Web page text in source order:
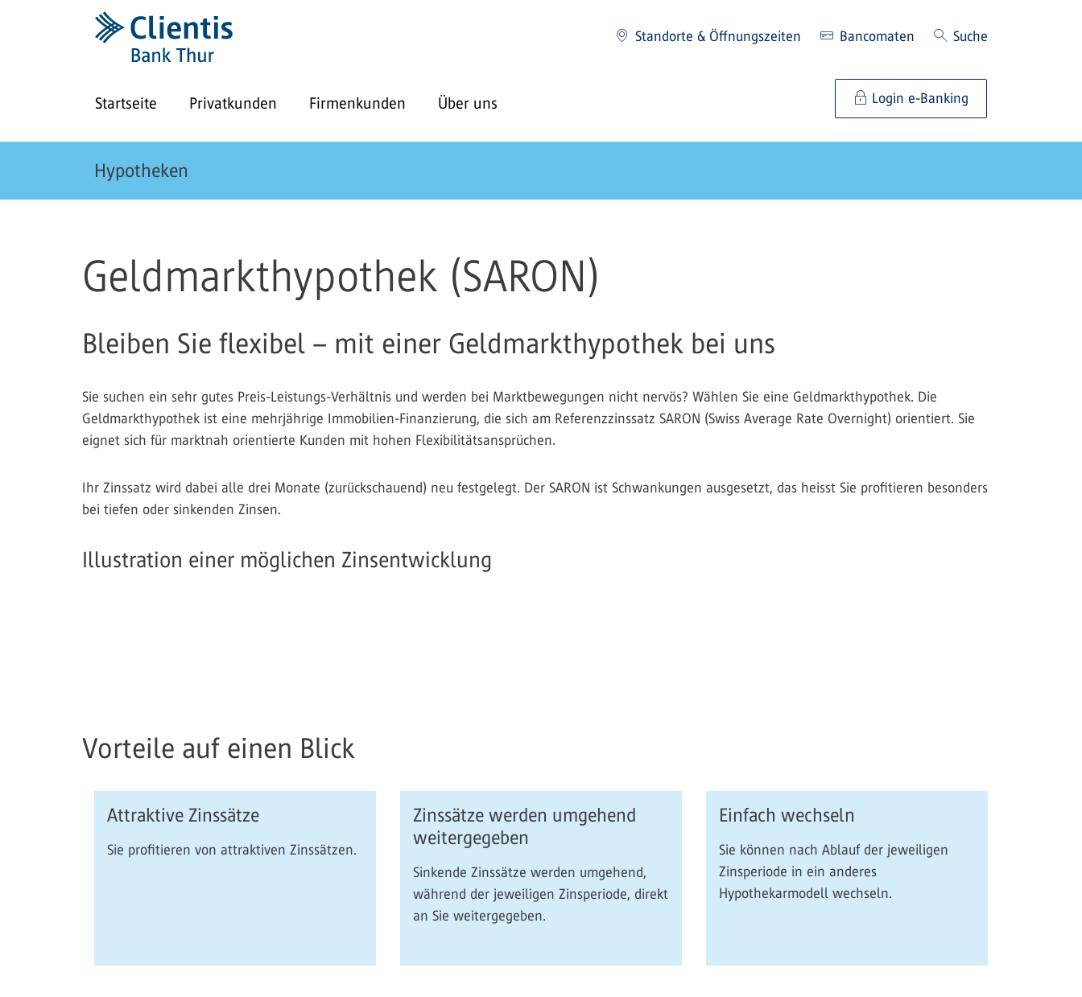
Standorte & Öffnungszeiten Bancomaten Suche
Startseite Privatkunden Firmenkunden Über uns Login e-Banking
Hypotheken
Geldmarkthypothek (SARON)
Bleiben Sie flexibel – mit einer Geldmarkthypothek bei uns
Sie suchen ein sehr gutes Preis-Leistungs-Verhältnis und werden bei Marktbewegungen nicht nervös? Wählen Sie eine Geldmarkthypothek. Die
Geldmarkthypothek ist eine mehrjährige Immobilien-Finanzierung, die sich am Referenzzinssatz SARON (Swiss Average Rate Overnight) orientiert. Sie
eignet sich für marktnah orientierte Kunden mit hohen Flexibilitätsansprüchen.
Ihr Zinssatz wird dabei alle drei Monate (zurückschauend) neu festgelegt. Der SARON ist Schwankungen ausgesetzt, das heisst Sie profitieren besonders
bei tiefen oder sinkenden Zinsen.
Illustration einer möglichen Zinsentwicklung
Vorteile auf einen Blick
Attraktive Zinssätze
Sie profitieren von attraktiven Zinssätzen.
Zinssätze werden umgehend
weitergegeben
Sinkende Zinssätze werden umgehend,
während der jeweiligen Zinsperiode, direkt
an Sie weitergegeben.
Einfach wechseln
Sie können nach Ablauf der jeweiligen
Zinsperiode in ein anderes
Hypothekarmodell wechseln.